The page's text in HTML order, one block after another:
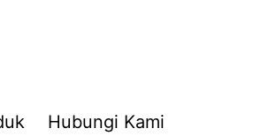
Hubungi Kami